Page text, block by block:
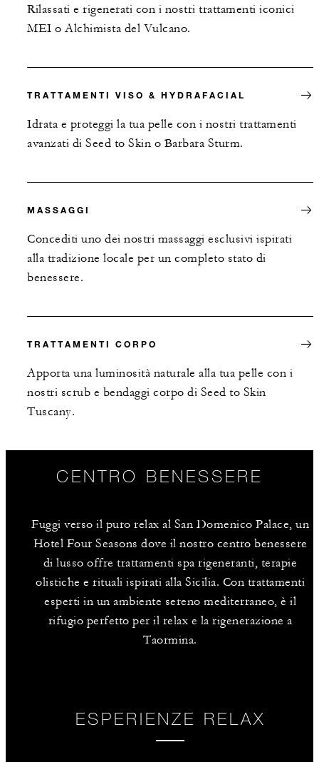
Rilassati e rigenerati con i nostri trattamenti iconici
MEI o Alchimista del Vulcano.
TRATTAMENTI VISO & HYDRAFACIAL
Idrata e proteggi la tua pelle con i nostri trattamenti
avanzati di Seed to Skin o Barbara Sturm.
MASSAGGI
Concediti uno dei nostri massaggi esclusivi ispirati
alla tradizione locale per un completo stato di
benessere.
TRATTAMENTI CORPO
Apporta una luminosità naturale alla tua pelle con i
nostri scrub e bendaggi corpo di Seed to Skin
Tuscany.
CENTRO BENESSERE
Fuggi verso il puro relax al San Domenico Palace, un
Hotel Four Seasons dove il nostro centro benessere
di lusso offre trattamenti spa rigeneranti, terapie
olistiche e rituali ispirati alla Sicilia. Con trattamenti
esperti in un ambiente sereno mediterraneo, è il
rifugio perfetto per il relax e la rigenerazione a
Taormina.
ESPERIENZE RELAX